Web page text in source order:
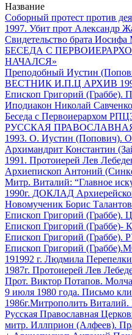
Название
Соборный протест против
1997. Убит прот Александр
Свидетельство брата
БЕСЕДА С
НАЧАЛСЯ»
Преподобный Иустин
ВЕСТНИК И.П.Ц АРХИВ
Епископ Григорий (Граббе).
Иподиакон Николай
Беседа с Первоиерархом
РУССКАЯ ПРАВОСЛАВНАЯ
1993. O. Иустин (Попович).
Архимандрит Константин
1991. Протоиерей Лев
Архиепископ Антоний
Митр. Виталий: “Главное
1990г. ДОКЛАД
Новомученик Борис
Епископ Григорий
Епископ Григорий
Епископ Григорий
Епископ Григорий
191992 г. Людмила
1987г. Протоиерей Лев
Прот. Виктор Потапов.
9 июля 1980 года. Письмо
1986г.Митрополить
Русская Православная
митр. Иллприон (Алфеев).